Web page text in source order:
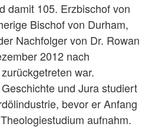
damit 105. Erzbischof von
Bischof von Durham,
Nachfolger von Dr. Rowan
2012 nach
war.
und Jura studiert
bevor er Anfang
aufnahm.